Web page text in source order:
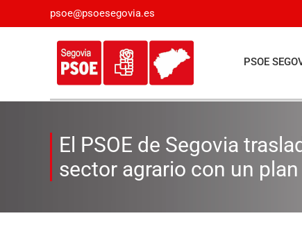
psoe@psoesegovia.es
PSOE
El PSOE de Segovia
sector agrario con un